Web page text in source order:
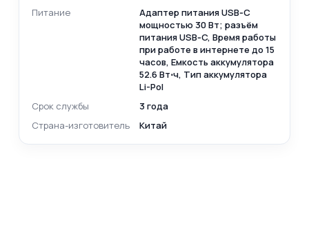
Питание
Адаптер питания USB‑C
мощностью 30 Вт; разъём
питания USB‑C, Время работы
при работе в интернете до 15
часов, Емкость аккумулятора
52.6 Вт⋅ч, Тип аккумулятора
Li-Pol
Срок службы
3 года
Страна-изготовитель
Китай